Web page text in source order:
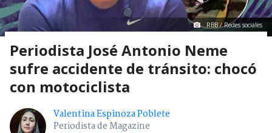
RBB / Redes sociales
Periodista José Antonio Neme
sufre accidente de tránsito: chocó
con motociclista
Valentina Espinoza Poblete
Periodista de Magazine